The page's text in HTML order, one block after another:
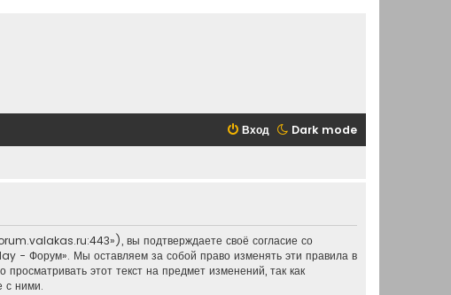
Dark mode
Вход
вы подтверждаете своё согласие со
- Форум». Мы оставляем за собой право изменять эти правила в
этот текст на предмет изменений, так как
с ними.